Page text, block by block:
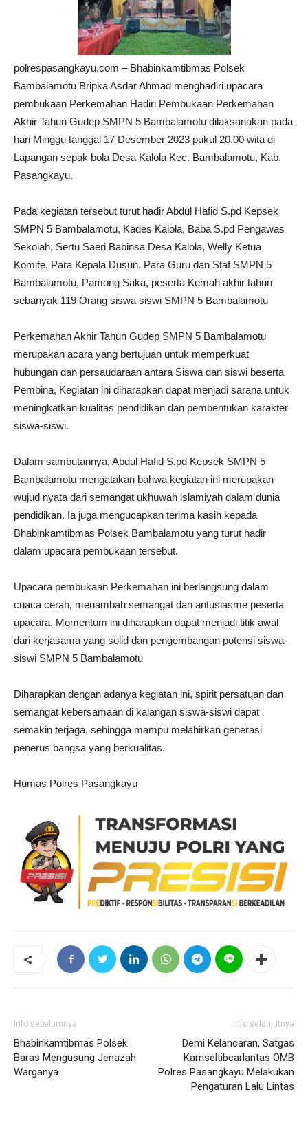
polrespasangkayu.com – Bhabinkamtibmas Polsek
Bambalamotu Bripka Asdar Ahmad menghadiri upacara
pembukaan Perkemahan Hadiri Pembukaan Perkemahan
Akhir Tahun Gudep SMPN 5 Bambalamotu dilaksanakan pada
hari Minggu tanggal 17 Desember 2023 pukul 20.00 wita di
Lapangan sepak bola Desa Kalola Kec. Bambalamotu, Kab.
Pasangkayu.
Pada kegiatan tersebut turut hadir Abdul Hafid S.pd Kepsek
SMPN 5 Bambalamotu, Kades Kalola, Baba S.pd Pengawas
Sekolah, Sertu Saeri Babinsa Desa Kalola, Welly Ketua
Komite, Para Kepala Dusun, Para Guru dan Staf SMPN 5
Bambalamotu, Pamong Saka, peserta Kemah akhir tahun
sebanyak 119 Orang siswa siswi SMPN 5 Bambalamotu
Perkemahan Akhir Tahun Gudep SMPN 5 Bambalamotu
merupakan acara yang bertujuan untuk memperkuat
hubungan dan persaudaraan antara Siswa dan siswi beserta
Pembina, Kegiatan ini diharapkan dapat menjadi sarana untuk
meningkatkan kualitas pendidikan dan pembentukan karakter
siswa-siswi.
Dalam sambutannya, Abdul Hafid S.pd Kepsek SMPN 5
Bambalamotu mengatakan bahwa kegiatan ini merupakan
wujud nyata dari semangat ukhuwah islamiyah dalam dunia
pendidikan. Ia juga mengucapkan terima kasih kepada
Bhabinkamtibmas Polsek Bambalamotu yang turut hadir
dalam upacara pembukaan tersebut.
Upacara pembukaan Perkemahan ini berlangsung dalam
cuaca cerah, menambah semangat dan antusiasme peserta
upacara. Momentum ini diharapkan dapat menjadi titik awal
dari kerjasama yang solid dan pengembangan potensi siswa-
siswi SMPN 5 Bambalamotu
Diharapkan dengan adanya kegiatan ini, spirit persatuan dan
semangat kebersamaan di kalangan siswa-siswi dapat
semakin terjaga, sehingga mampu melahirkan generasi
penerus bangsa yang berkualitas.
Humas Polres Pasangkayu
Info sebelumnya
Bhabinkamtibmas Polsek
Baras Mengusung Jenazah
Warganya
Info selanjutnya
Demi Kelancaran, Satgas
Kamseltibcarlantas OMB
Polres Pasangkayu Melakukan
Pengaturan Lalu Lintas